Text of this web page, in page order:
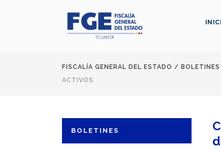
FISCALÍA GENERAL DEL ESTADO / BOLETINES
ACTIVOS
BOLETINES